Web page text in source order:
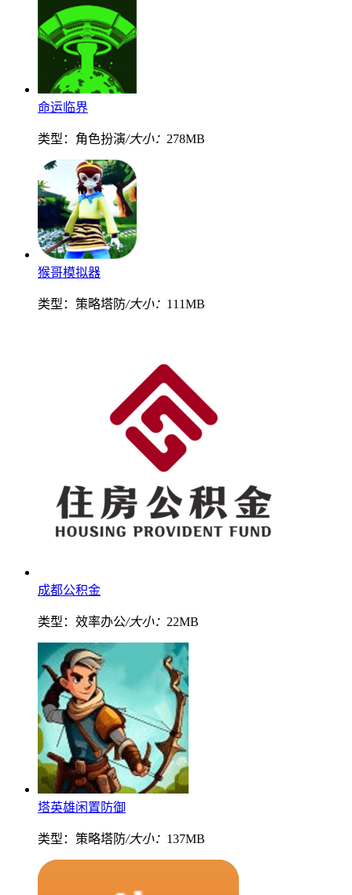
命运临界
类型：角色扮演/大小： 278MB
猴哥模拟器
类型：策略塔防/大小： 111MB
成都公积金
类型：效率办公/大小： 22MB
塔英雄闲置防御
类型：策略塔防/大小： 137MB